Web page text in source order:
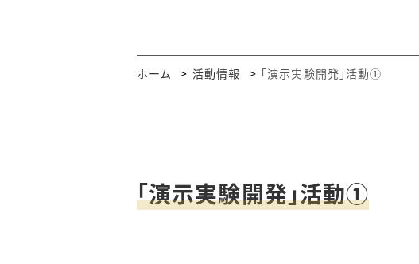
ホーム 活動情報 「演示実験開発」活動①
「演示実験開発」活動①